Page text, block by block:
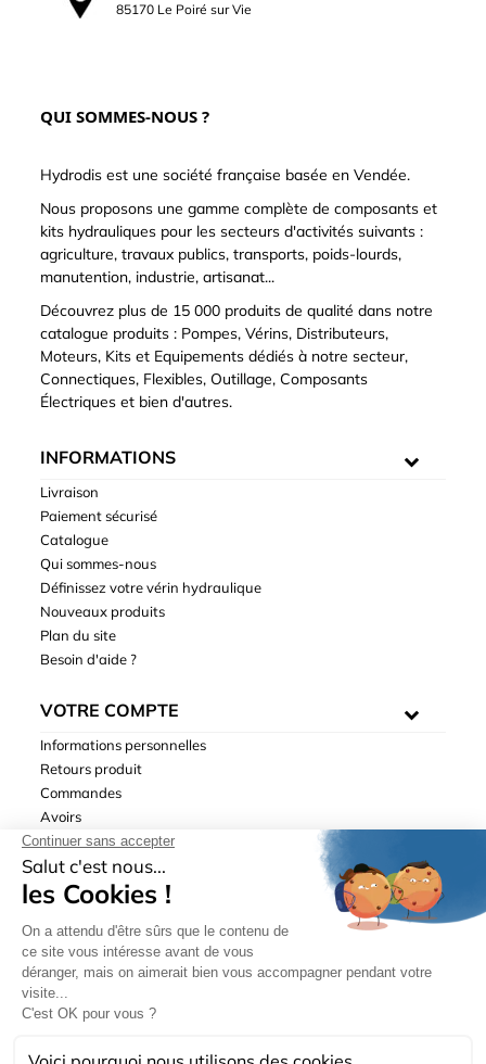
85170 Le Poiré sur Vie
QUI SOMMES-NOUS ?
Hydrodis est une société française basée en Vendée.
Nous proposons une gamme complète de composants et
kits hydrauliques pour les secteurs d'activités suivants :
agriculture, travaux publics, transports, poids-lourds,
manutention, industrie, artisanat...
Découvrez plus de 15 000 produits de qualité dans notre
catalogue produits : Pompes, Vérins, Distributeurs,
Moteurs, Kits et Equipements dédiés à notre secteur,
Connectiques, Flexibles, Outillage, Composants
Électriques et bien d'autres.
INFORMATIONS
Livraison
Paiement sécurisé
Catalogue
Qui sommes-nous
Définissez votre vérin hydraulique
Nouveaux produits
Plan du site
Besoin d'aide ?
VOTRE COMPTE
Informations personnelles
Retours produit
Commandes
Avoirs
Adresses
Bons de réduction